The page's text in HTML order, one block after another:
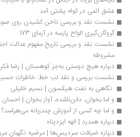
عشق اتمی در کوله پشتی آمد
نشست نقد و بررسی ناخن کشیدن روی صورت
گروگان‌گیری الواح پارسه در آزمای 173
مشروطه
درباره هیچ دوستی به‌جز کوهستان | رضا فکری
نشست بررسی و نقد لب خط: خاطرات حسین
نگاهی به نفت هیکسون | نسیم خلیلی
و اما بخوان، دفن‌ناشده، آواز بخوان | احسان صالحی
و اما چه کسی از آموزش چندزبانه می‌هراسد؟ |
درباره همدرد | الهه ایزدپناه
درباره ضیافت سردیس‌ها | مرضیه نگهبان مروی